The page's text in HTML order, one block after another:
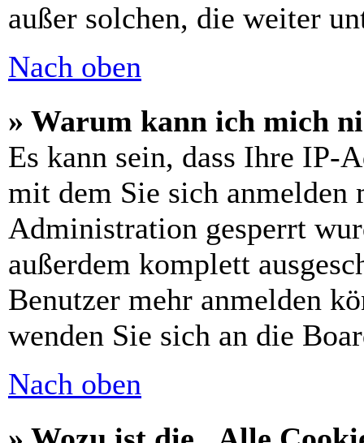
außer solchen, die weiter
Nach oben
» Warum kann ich mich
Es kann sein, dass Ihre IP-
mit dem Sie sich anmelden
Administration gesperrt
außerdem komplett
Benutzer mehr anmelden
wenden Sie sich an die
Nach oben